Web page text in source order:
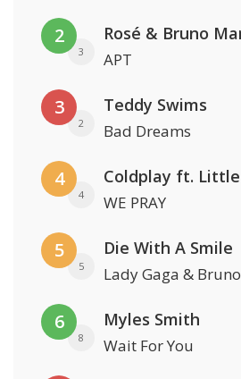
2
3
Rosé & Bruno
APT
3
2
Teddy Swims
Bad Dreams
4
4 WE PRAY
5
5
Die With A Smile
Lady Gaga &
6
8
Myles Smith
Wait For You